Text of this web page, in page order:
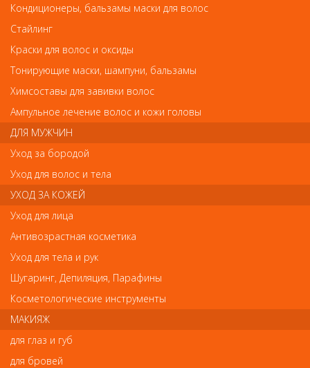
Термобигуди 6шт
Термобигуди 6шт
Арт.PW12423
144
Нет в наличии
В закладки
Отзывы
Ваш отзыв станет первым
Напишите свой отзыв
Комментарий
Кондиционеры, бальзамы маски для волос
Стайлинг
Краски для волос и оксиды
Тонирующие маски, шампуни, бальзамы
Химсоставы для завивки волос
Ампульное лечение волос и кожи головы
ДЛЯ МУЖЧИН
Уход за бородой
Уход для волос и тела
УХОД ЗА КОЖЕЙ
Уход для лица
Антивозрастная косметика
Уход для тела и рук
Шугаринг, Депиляция, Парафины
Косметологические инструменты
МАКИЯЖ
для глаз и губ
для бровей